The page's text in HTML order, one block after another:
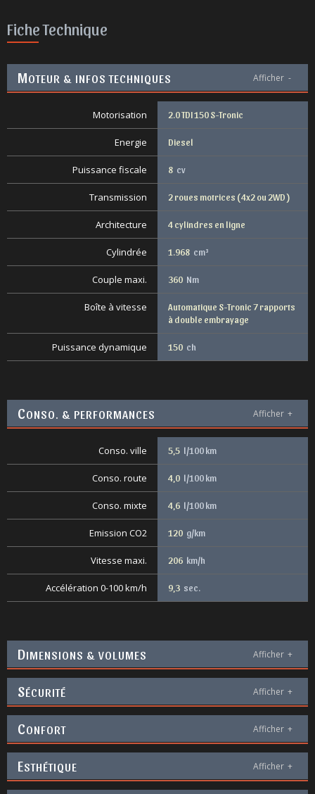
Fiche Technique
MOTEUR & INFOS TECHNIQUES Afficher -
Motorisation 2.0 TDI 150 S-Tronic
Energie Diesel
Puissance fiscale 8 cv
Transmission 2 roues motrices ( 4x2 ou 2WD )
Architecture 4 cylindres en ligne
Cylindrée 1.968 cm³
Couple maxi. 360 Nm
Boîte à vitesse
Automatique S-Tronic 7 rapports
à double embrayage
Puissance dynamique 150 ch
CONSO. & PERFORMANCES Afficher +
Conso. ville 5,5 l/100 km
Conso. route 4,0 l/100 km
Conso. mixte 4,6 l/100 km
Emission CO2 120 g/km
Vitesse maxi. 206 km/h
Accélération 0-100 km/h 9,3 sec.
DIMENSIONS & VOLUMES Afficher +
SÉCURITÉ Afficher +
CONFORT Afficher +
ESTHÉTIQUE Afficher +